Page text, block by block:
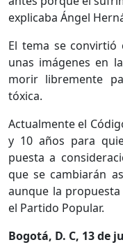
explicaba Ángel
El tema se
unas imágenes en
morir libremente
tóxica.
Actualmente el
y 10 años para
puesta a
que se cambiarán
aunque la
el Partido Popular.
Bogotá, D. C, 13 de